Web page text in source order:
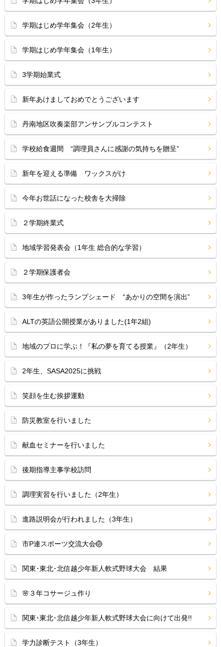
学期はじめ学年集会（2年生）
学期はじめ学年集会（1年生）
3学期始業式
新年あけましておめでとうございます
丹南地区吹奏楽部アンサンブルコンテスト
学校給食週間 “調理員さんに感謝の気持ちを贈呈”
新年を迎える準備 ワックスがけ
今年お世話になった校舎を大掃除
２学期終業式
地域学習発表会（1年生 総合的な学習）
２学期保護者会
3年生が作ったランプシェード “あかりの空間を演出”
ALTの英語公開授業がありました(1年2組)
地域のプロに学ぶ！『私の夢を育てる授業』（2年生）
2年生、SASA2025に挑戦
笑顔を生む挨拶運動
防災教室を行いました
献血セミナーを行いました
後期指導主事学校訪問
調理実習を行いました（2年生）
進路説明会が行われました（3年生）
市P連スポーツ交流大会🏐
関東･東北･北信越少年新人軟式野球大会 結果
🌸３年コサージュ作り
関東･東北･北信越少年新人軟式野球大会に向けて出発!!
学力診断テスト（3年生）